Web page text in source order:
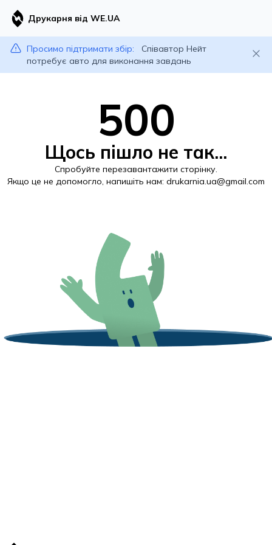
Друкарня від WE.UA
Просимо підтримати збір:
Співавтор Нейт
потребує авто для виконання завдань
500
Щось пішло не так...
Спробуйте перезавантажити сторінку.
Якщо це не допомогло, напишіть нам: drukarnia.ua@gmail.com